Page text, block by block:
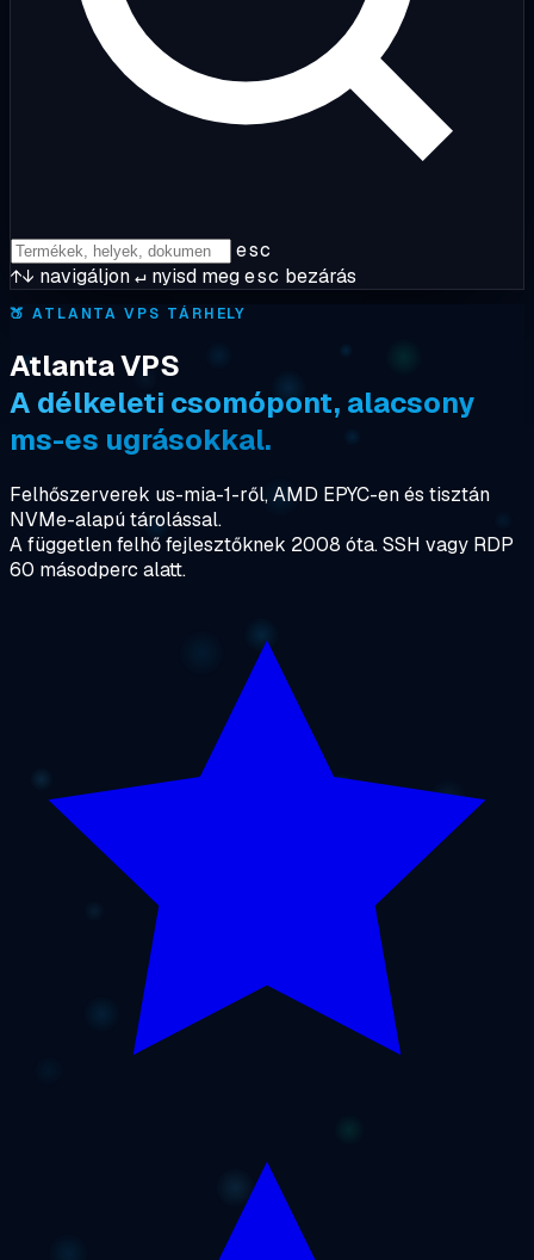
esc
↑↓ navigáljon↵ nyisd megesc bezárás
🍑 ATLANTA VPS TÁRHELY
Atlanta VPS
A délkeleti csomópont, alacsony
ms-es ugrásokkal.
Felhőszerverek us-mia-1-ről, AMD EPYC-en és tisztán
NVMe-alapú tárolással.
A független felhő fejlesztőknek 2008 óta. SSH vagy RDP
60 másodperc alatt.